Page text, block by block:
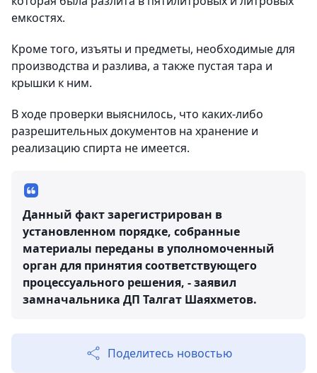
емкостях.
Кроме того, изъяты и предметы, необходимые для
производства и разлива, а также пустая тара и
крышки к ним.
В ходе проверки выяснилось, что каких-либо
разрешительных документов на хранение и
реализацию спирта не имеется.
Данный факт зарегистрирован в
установленном порядке, собранные
материалы переданы в уполномоченный
орган для принятия соответствующего
процессуального решения, - заявил
замначальника ДП Талгат Шаяхметов.
Поделитесь новостью